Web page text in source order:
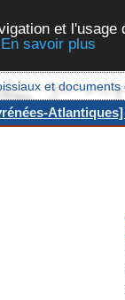
et
En savoir plus
et
Atlantiques]